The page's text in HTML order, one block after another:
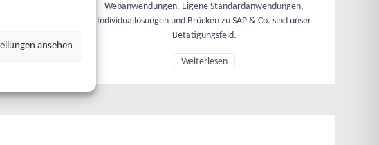
ansehen
Webanwendungen. Eigene Standardanwendungen,
Individuallösungen und Brücken zu SAP & Co. sind unser
Betätigungsfeld.
Weiterlesen